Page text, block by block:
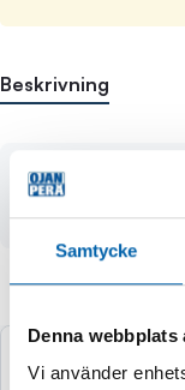
Samtycke
Denna webbplats
Vi använder
Beskrivning
- tillbehör till